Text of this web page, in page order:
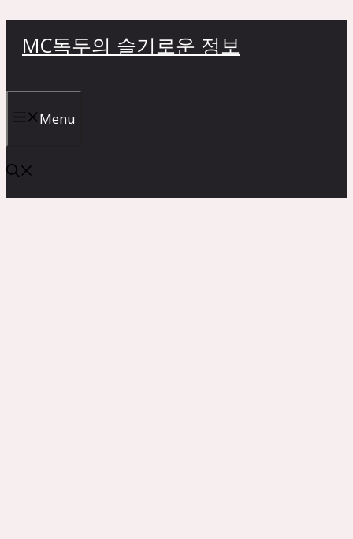
너
뛰
기
MC독두의 슬기로운 정보
Menu